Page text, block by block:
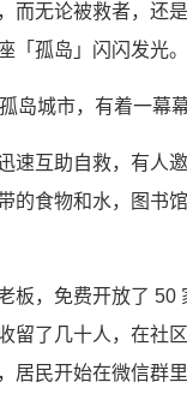
而无论被救者，还
「孤岛」闪闪发光。
岛城市，有着一幕
速互助自救，有人
的食物和水，图书
板，免费开放了 50
留了几十人，在社
居民开始在微信群